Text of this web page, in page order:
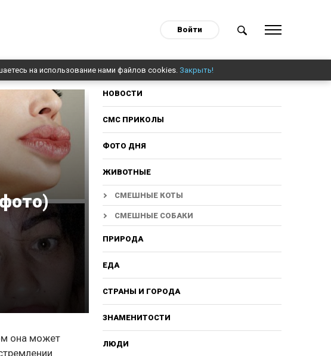
Войти
на использование нами файлов cookies. Закрыть!
она может
НОВОСТИ
СМС ПРИКОЛЫ
ФОТО ДНЯ
ЖИВОТНЫЕ
СМЕШНЫЕ КОТЫ
СМЕШНЫЕ СОБАКИ
ПРИРОДА
ЕДА
СТРАНЫ И ГОРОДА
ЗНАМЕНИТОСТИ
ЛЮДИ